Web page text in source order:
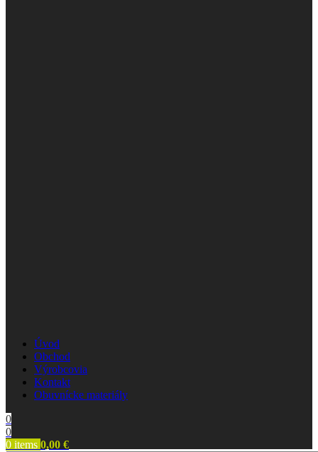
Úvod
Obchod
Výrobcovia
Kontakt
Obuvnícke materiály
0
0
0 items 0,00 €